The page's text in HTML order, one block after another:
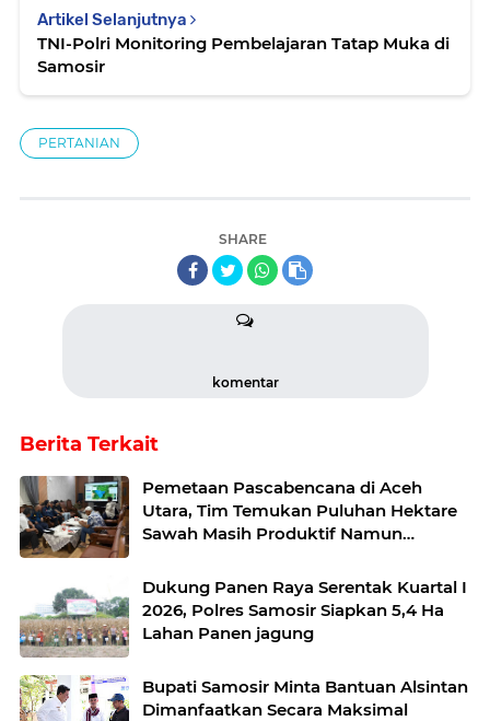
Artikel Selanjutnya
TNI-Polri Monitoring Pembelajaran Tatap Muka di
Samosir
PERTANIAN
SHARE
komentar
Berita Terkait
Pemetaan Pascabencana di Aceh
Utara, Tim Temukan Puluhan Hektare
Sawah Masih Produktif Namun
Dukung Panen Raya Serentak Kuartal I
2026, Polres Samosir Siapkan 5,4 Ha
Lahan Panen jagung
Bupati Samosir Minta Bantuan Alsintan
Dimanfaatkan Secara Maksimal